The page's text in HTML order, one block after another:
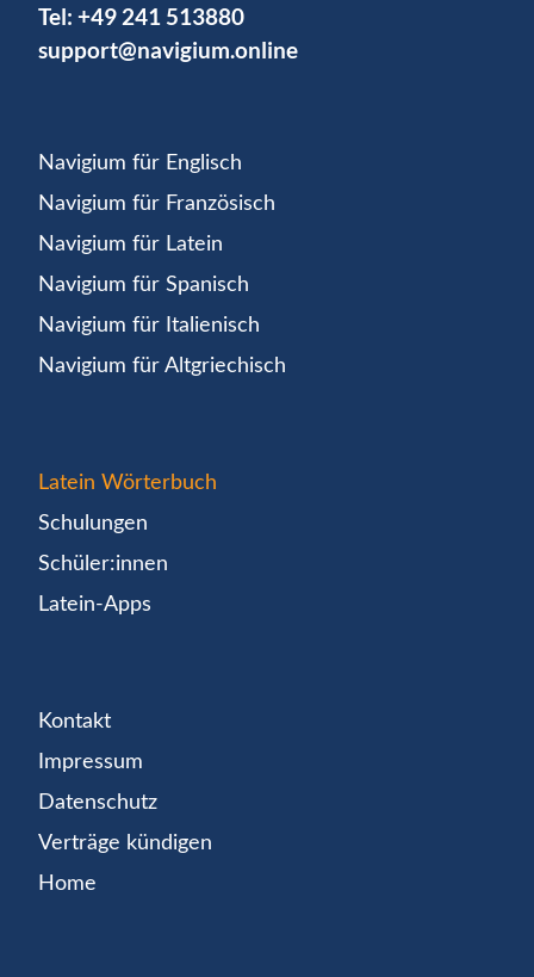
Tel: +49 241 513880
support@navigium.online
Navigium für Englisch
Navigium für Französisch
Navigium für Latein
Navigium für Spanisch
Navigium für Italienisch
Navigium für Altgriechisch
Latein Wörterbuch
Schulungen
Schüler:innen
Latein-Apps
Kontakt
Impressum
Datenschutz
Verträge kündigen
Home